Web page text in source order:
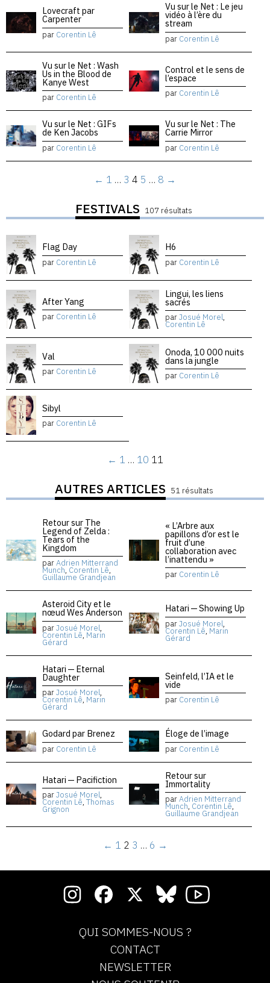
Lovecraft par
Carpenter
par Corentin Lê
Vu sur le Net : Le jeu
vidéo à l’ère du
stream
par Corentin Lê
Vu sur le Net : Wash
Us in the Blood de
Kanye West
par Corentin Lê
Control et le sens de
l’espace
par Corentin Lê
Vu sur le Net : GIFs
de Ken Jacobs
par Corentin Lê
Vu sur le Net : The
Carrie Mirror
par Corentin Lê
← 1 … 3 4 5 … 8 →
FESTIVALS 107 résultats
Flag Day
par Corentin Lê
H6
par Corentin Lê
After Yang
par Corentin Lê
Lingui, les liens
sacrés
parJosué Morel,
Corentin Lê
Val
par Corentin Lê
Onoda, 10 000 nuits
dans la jungle
par Corentin Lê
Sibyl
par Corentin Lê
← 1 … 10 11
AUTRES ARTICLES 51 résultats
Retour sur The
Legend of Zelda :
Tears of the
Kingdom
parAdrien Mitterrand
Munch, Corentin Lê,
Guillaume Grandjean
« L’Arbre aux
papillons d’or est le
fruit d’une
collaboration avec
l’inattendu »
par Corentin Lê
Asteroid City et le
nœud Wes Anderson
parJosué Morel,
Corentin Lê, Marin
Gérard
Hatari — Showing Up
parJosué Morel,
Corentin Lê, Marin
Gérard
Hatari — Eternal
Daughter
parJosué Morel,
Corentin Lê, Marin
Gérard
Seinfeld, l’IA et le
vide
par Corentin Lê
Godard par Brenez
par Corentin Lê
Éloge de l’image
par Corentin Lê
Hatari — Pacifiction
parJosué Morel,
Corentin Lê, Thomas
Grignon
Retour sur
Immortality
parAdrien Mitterrand
Munch, Corentin Lê,
Guillaume Grandjean
← 1 2 3 … 6 →
QUI SOMMES-NOUS ?
CONTACT
NEWSLETTER